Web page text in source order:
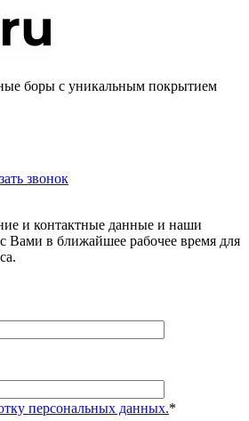
боры с уникальным покрытием
звонок
и контактные данные и наши
Вами в ближайшее рабочее время для
персональных данных.*